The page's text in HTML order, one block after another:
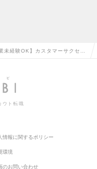
未経験OK】カスタマーサクセス
報
ウト転職
情報に関するポリシー
環境
のお問い合わせ